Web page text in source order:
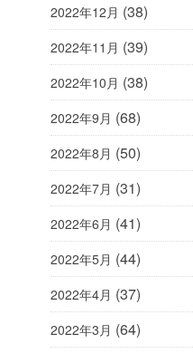
2022年12月 (38)
2022年11月 (39)
2022年10月 (38)
2022年9月 (68)
2022年8月 (50)
2022年7月 (31)
2022年6月 (41)
2022年5月 (44)
2022年4月 (37)
2022年3月 (64)